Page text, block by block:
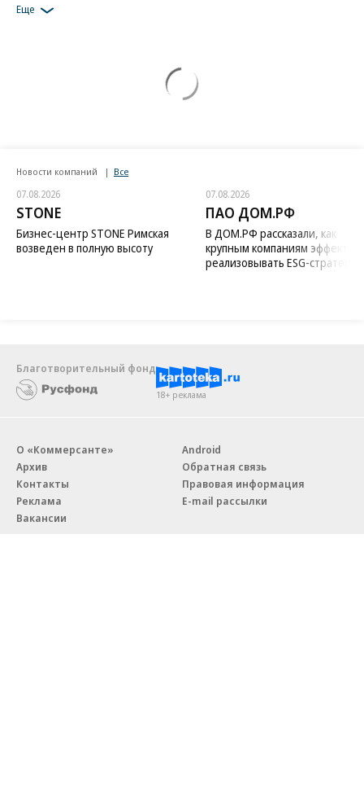
Еще
Новости компаний Все
07.08.2026
STONE
Бизнес-центр STONE Римская
возведен в полную высоту
07.08.2026
ПАО ДОМ.РФ
В ДОМ.РФ рассказали, как
крупным компаниям
реализовывать ESG-стратегию
Благотворительный фонд
18+ реклама
О «Коммерсанте»
Архив
Контакты
Реклама
Вакансии
Android
Обратная связь
Правовая информация
E-mail рассылки